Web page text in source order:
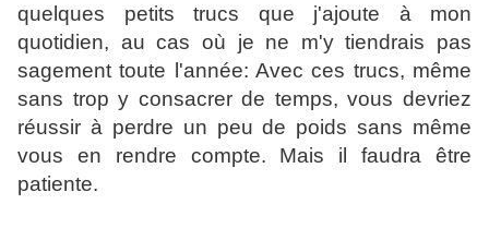
quelques petits trucs que j'ajoute à mon
quotidien, au cas où je ne m'y tiendrais pas
sagement toute l'année: Avec ces trucs, même
sans trop y consacrer de temps, vous devriez
réussir à perdre un peu de poids sans même
vous en rendre compte. Mais il faudra être
patiente.